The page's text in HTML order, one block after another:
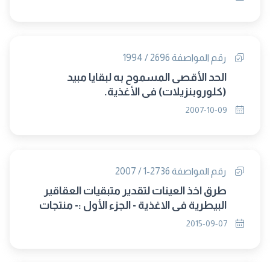
رقم المواصفة 2696 / 1994
الحد الأقصى المسموح به لبقايا مبيد
(كلوروبنزيلات) فى الأغذية.
رقم المواصفة 2736-1 / 2007
طرق اخذ العينات لتقدير متبقيات العقاقير
البيطرية في الاغذية - الجزء الأول :- منتجات
اللحوم والدواجن (حل محلها 2736/2015)